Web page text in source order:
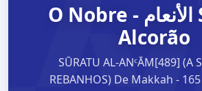
Surata الأنعام - O Nobre
Alcorão
SŪRATU AL-ANᶜĀM[489] (A
REBANHOS) De Makkah -